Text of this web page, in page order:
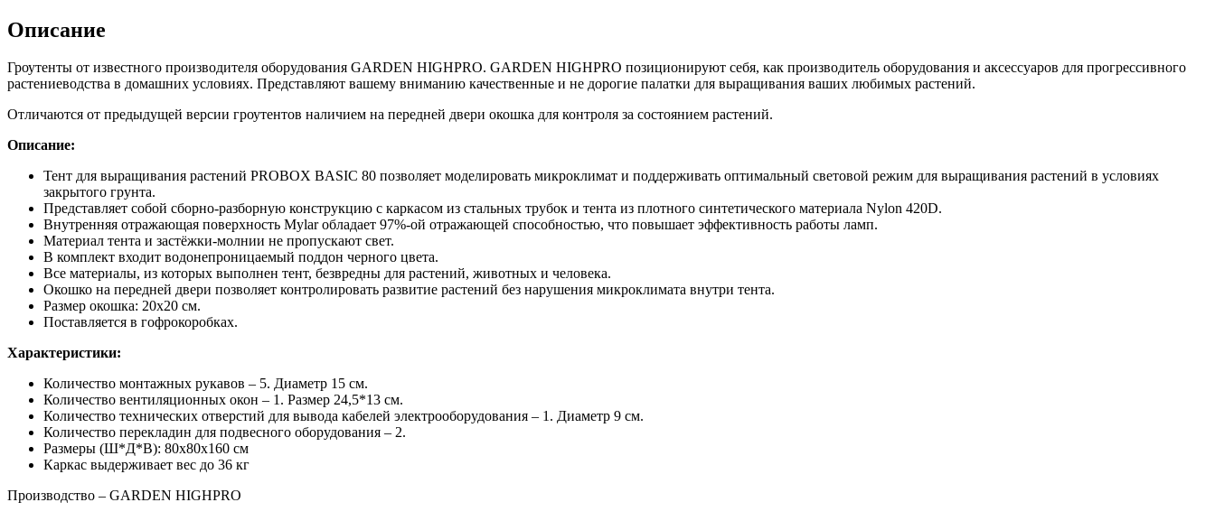
Описание
Гроутенты от известного производителя оборудования GARDEN HIGHPRO. GARDEN HIGHPRO позиционируют себя, как производитель оборудования и аксессуаров для прогрессивного
растениеводства в домашних условиях. Представляют вашему вниманию качественные и не дорогие палатки для выращивания ваших любимых растений.
Отличаются от предыдущей версии гроутентов наличием на передней двери окошка для контроля за состоянием растений.
Описание:
Тент для выращивания растений PROBOX BASIC 80 позволяет моделировать микроклимат и поддерживать оптимальный световой режим для выращивания растений в условиях
закрытого грунта.
Представляет собой сборно-разборную конструкцию с каркасом из стальных трубок и тента из плотного синтетического материала Nylon 420D.
Внутренняя отражающая поверхность Mylar обладает 97%-ой отражающей способностью, что повышает эффективность работы ламп.
Материал тента и застёжки-молнии не пропускают свет.
В комплект входит водонепроницаемый поддон черного цвета.
Все материалы, из которых выполнен тент, безвредны для растений, животных и человека.
Окошко на передней двери позволяет контролировать развитие растений без нарушения микроклимата внутри тента.
Размер окошка: 20х20 см.
Поставляется в гофрокоробках.
Характеристики:
Количество монтажных рукавов – 5. Диаметр 15 см.
Количество вентиляционных окон – 1. Размер 24,5*13 см.
Количество технических отверстий для вывода кабелей электрооборудования – 1. Диаметр 9 см.
Количество перекладин для подвесного оборудования – 2.
Размеры (Ш*Д*В): 80х80х160 см
Каркас выдерживает вес до 36 кг
Производство – GARDEN HIGHPRO